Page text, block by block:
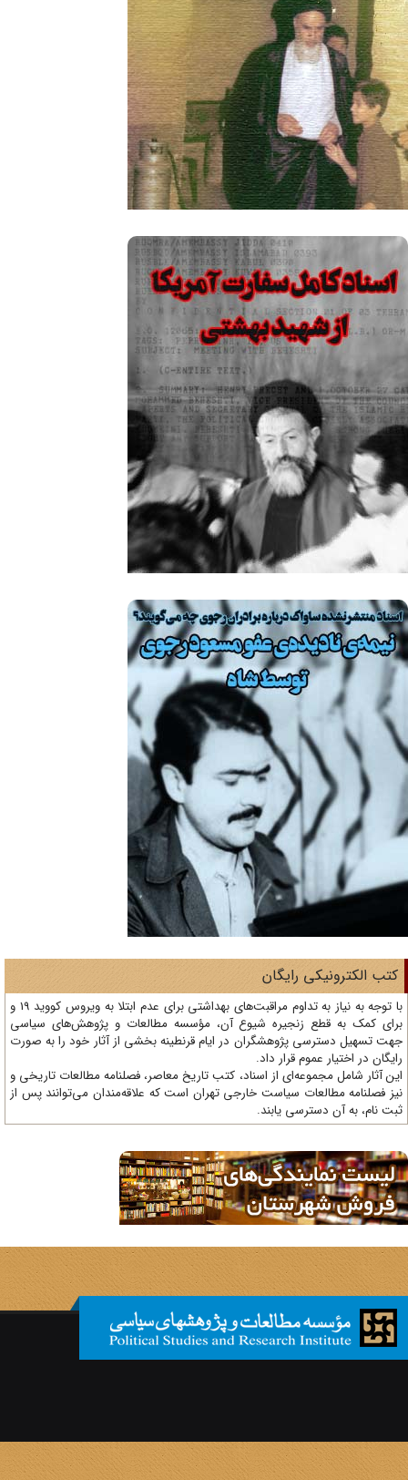
الکترونیکی رایگان
با توجه به نیاز به تداوم مراقبت‌های بهداشتی برای عدم ابتلا به ویروس کووید 19 و
کمک به قطع زنجیره شیوع آن، مؤسسه مطالعات و پژوهش‌های سیاسی
تسهیل دسترسی پژوهشگران در ایام قرنطینه بخشی از آثار خود را به صورت
در اختیار عموم قرار داد.
آثار شامل مجموعه‌ای از اسناد، کتب تاریخ معاصر، فصلنامه‌ مطالعات تاریخی و
فصلنامه مطالعات سیاست خارجی تهران است که علاقه‌مندان می‌توانند پس از
نام، به آن دسترسی یابند.